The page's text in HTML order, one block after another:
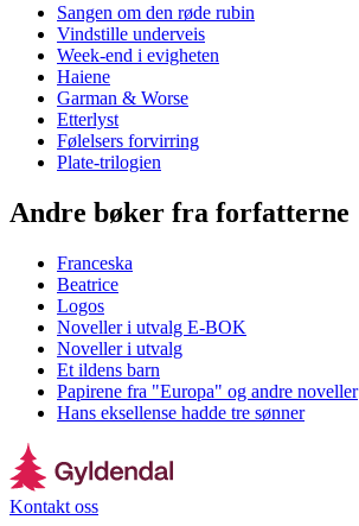
Sangen om den røde rubin
Vindstille underveis
Week-end i evigheten
Haiene
Garman & Worse
Etterlyst
Følelsers forvirring
Plate-trilogien
Andre bøker fra forfatterne
Franceska
Beatrice
Logos
Noveller i utvalg E-BOK
Noveller i utvalg
Et ildens barn
Papirene fra "Europa" og andre noveller
Hans eksellense hadde tre sønner
Kontakt oss